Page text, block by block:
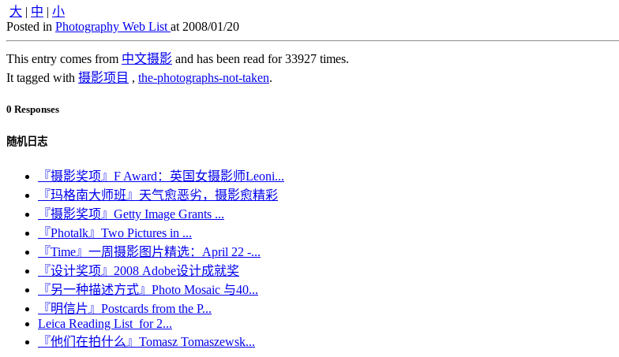
大 | 中 | 小
Posted in Photography Web List at 2008/01/20
This entry comes from 中文摄影 and has been read for 33927 times.
It tagged with 摄影项目 , the-photographs-not-taken.
0 Responses
随机日志
『摄影奖项』F Award：英国女摄影师Leoni...
『玛格南大师班』天气愈恶劣，摄影愈精彩
『摄影奖项』Getty Image Grants ...
『Photalk』Two Pictures in ...
『Time』一周摄影图片精选：April 22 -...
『设计奖项』2008 Adobe设计成就奖
『另一种描述方式』Photo Mosaic 与40...
『明信片』Postcards from the P...
Leica Reading List for 2...
『他们在拍什么』Tomasz Tomaszewsk...